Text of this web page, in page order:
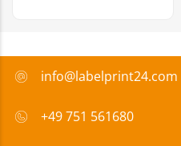
info@labelprint24.com
+49 751 561680